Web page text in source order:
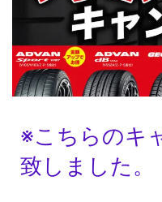
※こちらのキ
致しました。